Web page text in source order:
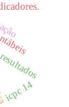
icpc 14